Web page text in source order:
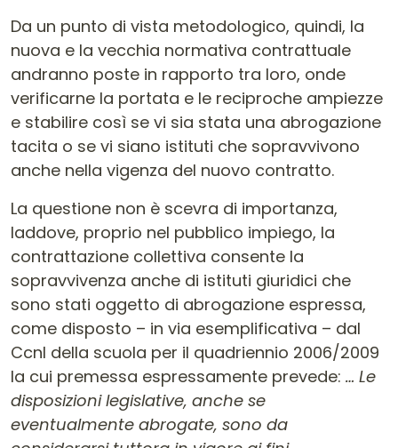
Da un punto di vista metodologico, quindi, la
nuova e la vecchia normativa contrattuale
andranno poste in rapporto tra loro, onde
verificarne la portata e le reciproche ampiezze
e stabilire così se vi sia stata una abrogazione
tacita o se vi siano istituti che sopravvivono
anche nella vigenza del nuovo contratto.
La questione non è scevra di importanza,
laddove, proprio nel pubblico impiego, la
contrattazione collettiva consente la
sopravvivenza anche di istituti giuridici che
sono stati oggetto di abrogazione espressa,
come disposto – in via esemplificativa – dal
Ccnl della scuola per il quadriennio 2006/2009
la cui premessa espressamente prevede: … Le
disposizioni legislative, anche se
eventualmente abrogate, sono da